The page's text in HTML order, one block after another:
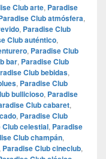
Club arte, Paradise
Club atmósfera,
, Paradise Club
Club auténtico,
, Paradise Club
bar, Paradise Club
Club bebidas,
, Paradise Club
bullicioso, Paradise
Club cabaret,
, Paradise Club
Club celestial, Paradise
Club champán,
Paradise Club cineclub,